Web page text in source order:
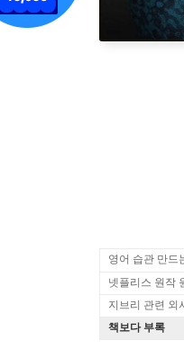
영어 습관 만드
넷플리스 원작
지브리 관련 외
책보다 부록